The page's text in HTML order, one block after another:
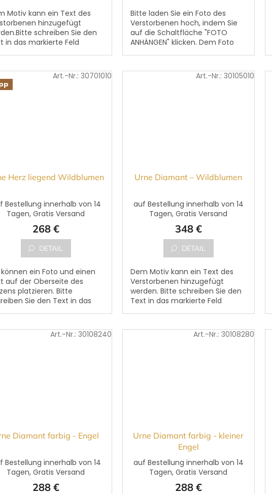
Motiv kann ein Text des
hinzugefügt
schreiben Sie den
in das markierte Feld
ergänzender...
Bitte laden Sie ein Foto des
Verstorbenen hoch, indem Sie
auf die Schaltfläche "FOTO
ANHÄNGEN" klicken. Dem Foto
Herz liegend Wildblumen
Bestellung innerhalb von 14
Tagen, Gratis Versand
268 €
DETAIL
ein Foto und einen
auf der Oberseite des
platzieren. Bitte
Sie den Text in das
Art.-Nr.: 30701010
Urne Diamant – Wildblumen
auf Bestellung innerhalb von 14
Tagen, Gratis Versand
348 €
DETAIL
Dem Motiv kann ein Text des
Verstorbenen hinzugefügt
werden. Bitte schreiben Sie den
Text in das markierte Feld
und ergänzender...
Art.-Nr.: 30105010
Diamant farbig - Engel
Bestellung innerhalb von 14
Tagen, Gratis Versand
288 €
Art.-Nr.: 30108240
Urne Diamant farbig - kleiner
Engel
auf Bestellung innerhalb von 14
Tagen, Gratis Versand
288 €
Art.-Nr.: 30108280